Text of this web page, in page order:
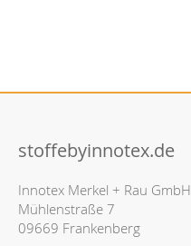
stoffebyinnotex.de
Innotex Merkel + Rau GmbH
Mühlenstraße 7
09669 Frankenberg